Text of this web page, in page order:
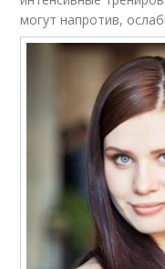
могут напротив,